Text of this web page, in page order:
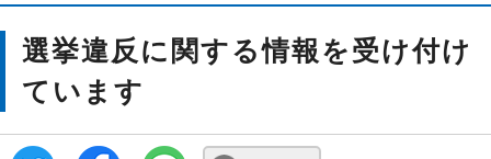
選挙違反に関する情報を受け付け
ています